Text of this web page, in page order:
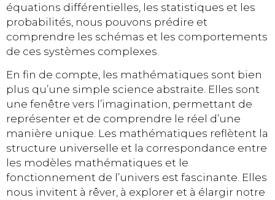
équations différentielles, les statistiques et les
probabilités, nous pouvons prédire et
comprendre les schémas et les comportements
de ces systèmes complexes.
En fin de compte, les mathématiques sont bien
plus qu’une simple science abstraite. Elles sont
une fenêtre vers l’imagination, permettant de
représenter et de comprendre le réel d’une
manière unique. Les mathématiques reflètent la
structure universelle et la correspondance entre
les modèles mathématiques et le
fonctionnement de l’univers est fascinante. Elles
nous invitent à rêver, à explorer et à élargir notre